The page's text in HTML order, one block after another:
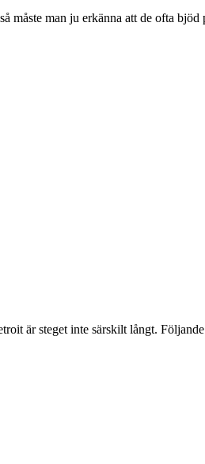
måste man ju erkänna att de ofta
är steget inte särskilt långt.